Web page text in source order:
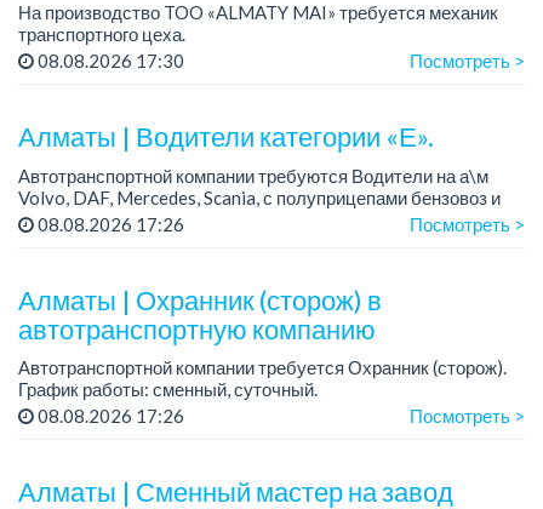
На производство TOO «ALMATY MAI» требуется механик
транспортного цеха.
Зарплата: до 380 000 тенге на руки.
08.08.2026 17:30 Посмотреть >
Алматы | Водители категории «Е».
Автотранспортной компании требуются Водители на а\м
Volvo, DAF, Mercedes, Scania, с полуприцепами бензовоз и
битумовоз.
- Категория «Е» ОБЯЗАТЕЛЬНА!
- Опыт эксплу...
08.08.2026 17:26 Посмотреть >
Алматы | Охранник (сторож) в
автотранспортную компанию
Автотранспортной компании требуется Охранник (сторож).
График работы: сменный, суточный.
Зарплата: от 15 000 до 22 000 тенге/смена.
08.08.2026 17:26 Посмотреть >
Алматы | Сменный мастер на завод